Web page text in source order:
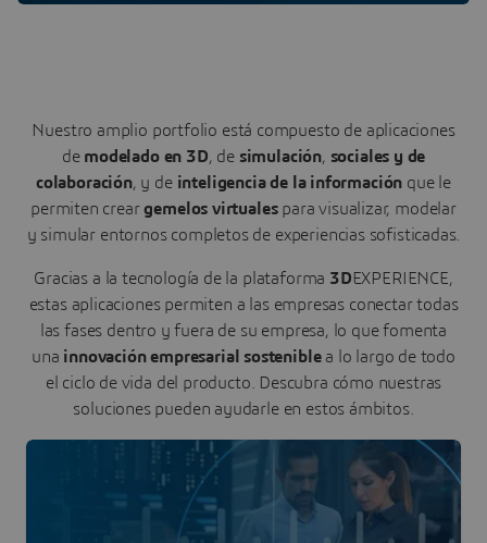
Nuestro amplio portfolio está compuesto de aplicaciones
de modelado en 3D, de simulación, sociales y de
colaboración, y de inteligencia de la información que le
permiten creargemelos virtualespara visualizar, modelar
y simular entornos completos de experiencias sofisticadas.
Gracias a la tecnología de la plataforma 3DEXPERIENCE,
estas aplicaciones permiten a las empresas conectar todas
las fases dentro y fuera de su empresa, lo que fomenta
una innovación empresarial sosteniblea lo largo de todo
el ciclo de vida del producto. Descubra cómo nuestras
soluciones pueden ayudarle en estos ámbitos.